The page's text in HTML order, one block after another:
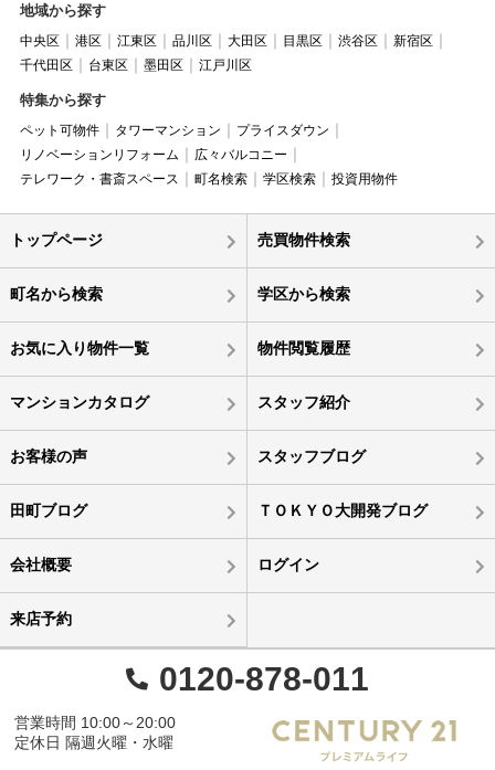
地域から探す
中央区 港区 江東区 品川区 大田区 目黒区 渋谷区
新宿区
千代田区
台東区 墨田区 江戸川区
特集から探す
ペット可物件 タワーマンション
プライスダウン
リノベーションリフォーム
広々バルコニー
テレワーク・書斎スペース
町名検索 学区検索 投資用物件
トップページ 売買物件検索
町名から検索 学区から検索
お気に入り物件一覧 物件閲覧履歴
マンションカタログ スタッフ紹介
お客様の声 スタッフブログ
田町ブログ ＴＯＫＹＯ大開発ブログ
会社概要 ログイン
来店予約
0120-878-011
営業時間 10:00～20:00
定休日 隔週火曜・水曜